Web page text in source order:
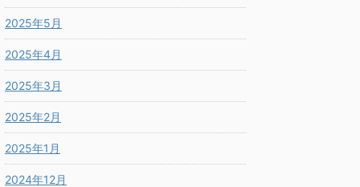
2025年5月
2025年4月
2025年3月
2025年2月
2025年1月
2024年12月